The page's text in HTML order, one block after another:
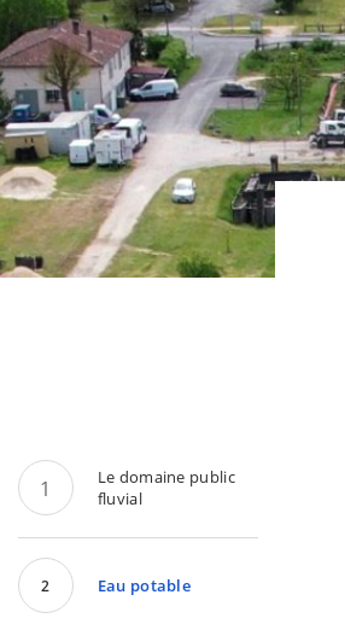
Le domaine public
fluvial
Eau potable